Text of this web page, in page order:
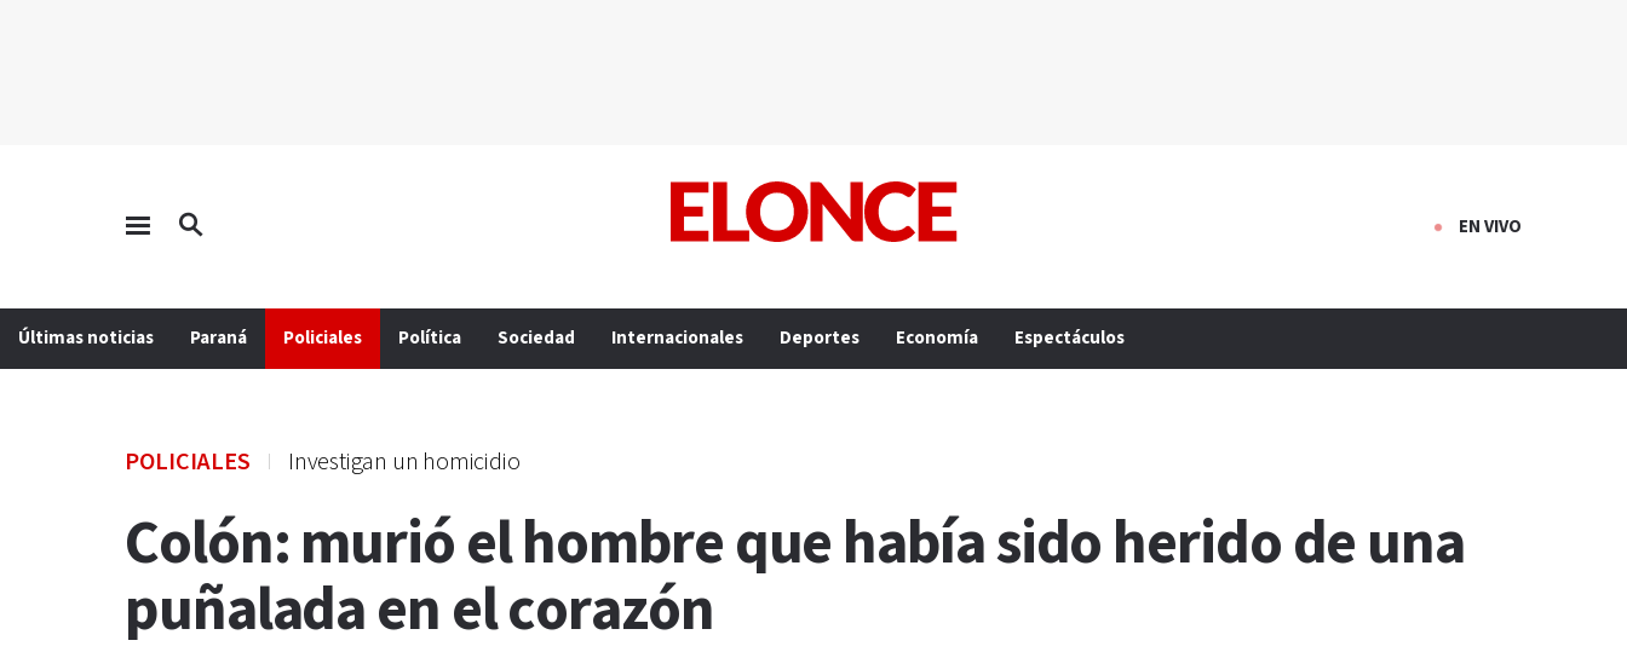
EN VIVO
Últimas noticias Paraná Policiales Política Sociedad Internacionales Deportes Economía Espectáculos
POLICIALES Investigan un homicidio
Colón: murió el hombre que había sido herido de una
puñalada en el corazón